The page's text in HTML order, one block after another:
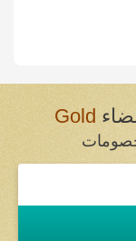
Gold